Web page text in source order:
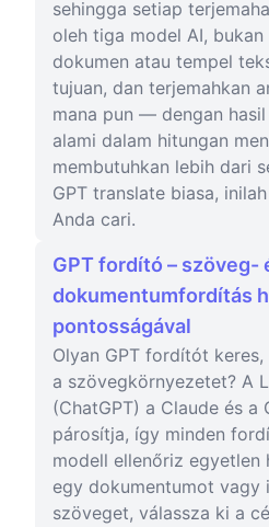
sehingga setiap
oleh tiga model AI,
dokumen atau tempel
tujuan, dan terjemahkan
mana pun — dengan
alami dalam hitungan
membutuhkan lebih dari
GPT translate biasa,
Anda cari.
GPT fordító – szöveg-
dokumentumfordítás
pontosságával
Olyan GPT fordítót
a szövegkörnyezetet? A
(ChatGPT) a Claude és a
párosítja, így minden
modell ellenőriz egyetlen
egy dokumentumot vagy
szöveget, válassza ki a